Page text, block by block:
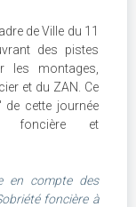
de Ville du 11
des pistes
les montages,
et du ZAN. Ce
cette journée
foncière et
en compte des
foncière à